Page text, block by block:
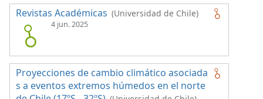
Revistas Académicas (Universidad de Chile)
4 jun. 2025
Proyecciones de cambio climático asociada
s a eventos extremos húmedos en el norte